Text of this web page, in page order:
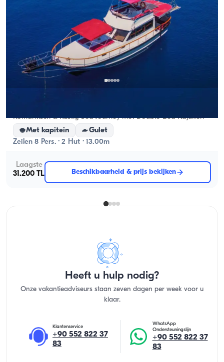
Romantisch & Rustig Sea Journey met Double-Bed Kajuiten
Met kapitein
Gulet
Zeilen 8 Pers. · 2 Hut · 13.00m
Laagste
31.200 TL
Beschikbaarheid & prijs bekijken
Heeft u hulp nodig?
Onze vakantieadviseurs staan zeven dagen per week voor u
klaar.
Klantenservice
+90 552 822 37
83
WhatsApp
Ondersteuningslijn
+90 552 822 37
83